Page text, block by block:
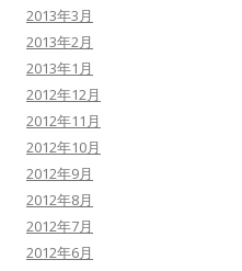
2013年3月
2013年2月
2013年1月
2012年12月
2012年11月
2012年10月
2012年9月
2012年8月
2012年7月
2012年6月